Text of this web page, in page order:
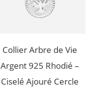
Collier Arbre de Vie
Argent 925 Rhodié –
Ciselé Ajouré Cercle